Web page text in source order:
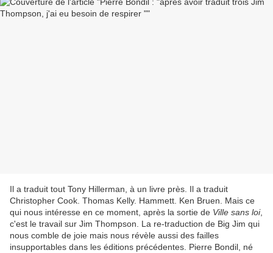
Il a traduit tout Tony Hillerman, à un livre près. Il a traduit
Christopher Cook. Thomas Kelly. Hammett. Ken Bruen. Mais ce
qui nous intéresse en ce moment, après la sortie de Ville sans loi,
c'est le travail sur Jim Thompson. La re-traduction de Big Jim qui
nous comble de joie mais nous révèle aussi des failles
insupportables dans les éditions précédentes. Pierre Bondil, né